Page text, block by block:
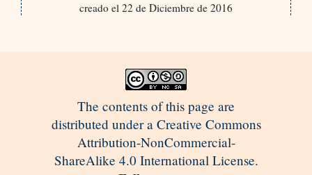
creado el 22 de Diciembre de 2016
The contents of this page are
distributed under a Creative Commons
Attribution-NonCommercial-
ShareAlike 4.0 International License.